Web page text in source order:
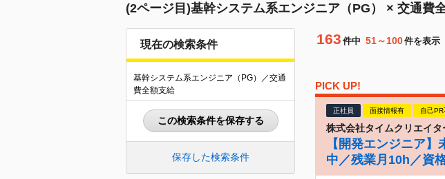
(2ページ目)基幹システム系エンジニア（PG） × 交通費
現在の検索条件
基幹システム系エンジニア（PG）／交通
費全額支給
この検索条件を保存する
保存した検索条件
163 件中 51～100件を表示
PICK UP!
正社員 面接情報有 自己
株式会社タイムクリエイタ
【開発エンジニア
中／残業月10h／資